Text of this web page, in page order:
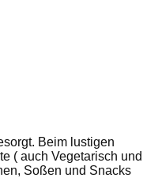
Beim lustigen
( auch Vegetarisch und
Soßen und Snacks